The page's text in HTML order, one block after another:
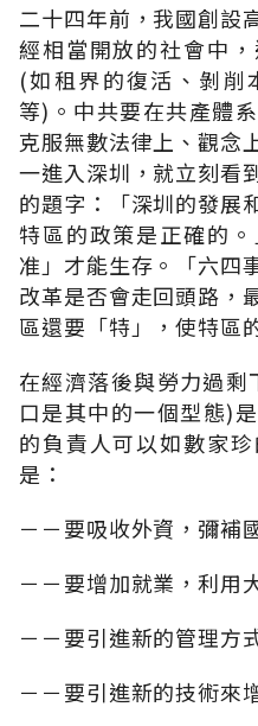
二十四年前，我國創設
經相當開放的社會中
(如租界的復活、剝削
等)。中共要在共產體
克服無數法律上、觀念
一進入深圳，就立刻看
的題字：「深圳的發展
特區的政策是正確的
准」才能生存。「六四
改革是否會走回頭路，
區還要「特」，使特區
在經濟落後與勞力過
口是其中的一個型態)
的負責人可以如數家
是：
－－要吸收外資，彌補
－－要增加就業，利用
－－要引進新的管理方
－－要引進新的技術來